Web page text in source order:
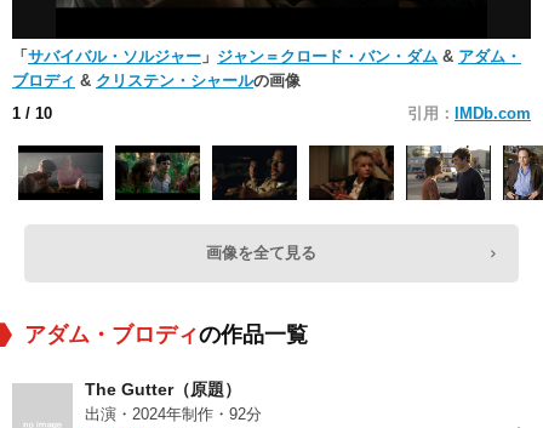
「 サバイバル・ソルジャー 」 ジャン＝クロード・バン・ダム & アダム・
ブロディ & クリステン・シャールの画像
1 / 10 引用： IMDb.com
画像を全て見る
アダム・ブロディの作品一覧
The Gutter（原題）
出演・2024年制作・92分